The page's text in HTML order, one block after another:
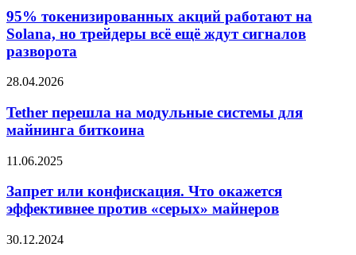
—
Cointab
акций
работают
на
Solana,
трейдеры
ещё
ждут
разворота
95% токенизированных акций работают на
Solana, но трейдеры всё ещё ждут сигналов
разворота
Tether
на
модульные
системы
майнинга
28.04.2026
Tether перешла на модульные системы для
майнинга биткоина
Запрет
конфискация.
Что
окажется
против
11.06.2025
Запрет или конфискация. Что окажется
эффективнее против «серых» майнеров
Юрист
30.12.2024